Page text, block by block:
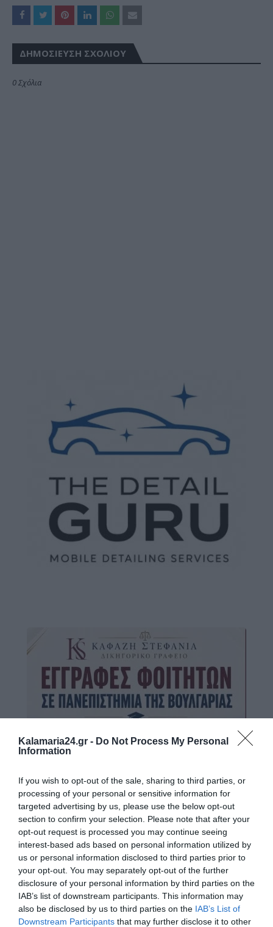
Kalamaria24.gr - Do Not Process My Personal
Information
If you wish to opt-out of the sale, sharing to third parties, or
processing of your personal or sensitive information for
targeted advertising by us, please use the below opt-out
section to confirm your selection. Please note that after your
opt-out request is processed you may continue seeing
interest-based ads based on personal information utilized by
us or personal information disclosed to third parties prior to
your opt-out. You may separately opt-out of the further
disclosure of your personal information by third parties on the
IAB’s list of downstream participants. This information may
also be disclosed by us to third parties on the IAB’s List of
Downstream Participants that may further disclose it to other
ΔΗΜΟΣΊΕΥΣΗ ΣΧΟΛΊΟΥ
0 Σχόλια